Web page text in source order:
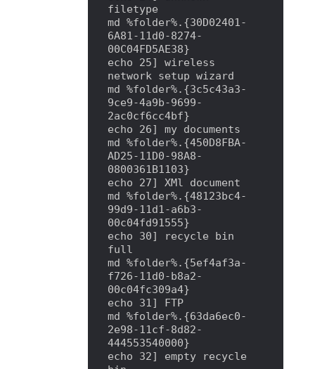
filetype
md %folder%.{30D02401-
6A81-11d0-8274-
00C04FD5AE38}
echo 25] wireless
network setup wizard
md %folder%.{3c5c43a3-
9ce9-4a9b-9699-
2ac0cf6cc4bf}
echo 26] my documents
md %folder%.{450D8FBA-
AD25-11D0-98A8-
0800361B1103}
echo 27] XMl document
md %folder%.{48123bc4-
99d9-11d1-a6b3-
00c04fd91555}
echo 30] recycle bin
full
md %folder%.{5ef4af3a-
f726-11d0-b8a2-
00c04fc309a4}
echo 31] FTP
md %folder%.{63da6ec0-
2e98-11cf-8d82-
444553540000}
echo 32] empty recycle